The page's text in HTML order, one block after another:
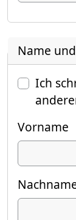
Name
Ich
Vorname